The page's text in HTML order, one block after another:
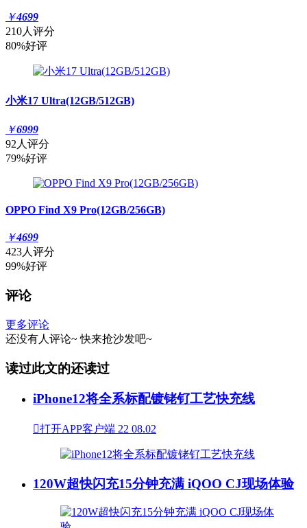
￥4699
210人评分
80%好评
小米17 Ultra(12GB/512GB)
￥6999
92人评分
79%好评
OPPO Find X9 Pro(12GB/256GB)
￥4699
423人评分
99%好评
评论
更多评论
还没有人评论~ 快来抢沙发吧~
读过此文的还读过
iPhone12将全系标配镀铑钌工艺快充线
打开APP客户端 22 08.02
120W超快闪充15分钟充满 iQOO CJ现场体验